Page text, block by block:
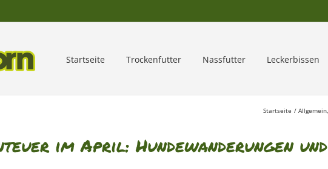
Startseite Trockenfutter Nassfutter Leckerbissen
Startseite Allgemein
im April: Hundewanderungen und